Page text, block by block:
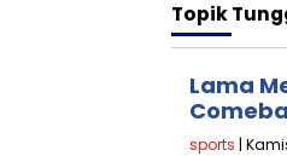
Topik
Lama
sports |